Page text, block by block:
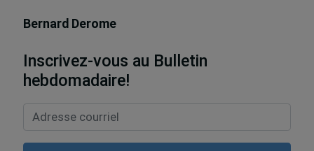
Bernard Derome
Inscrivez-vous au Bulletin
hebdomadaire!